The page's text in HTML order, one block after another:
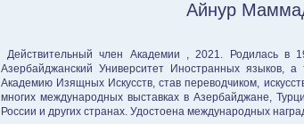
Айнур
Действительный член Академии , 2021. Родилась в
Азербайджанский Университет Иностранных языков, а
Академию Изящных Искусств, став переводчиком,
многих международных выставках в Азербайджане,
России и других странах. Удостоена международных